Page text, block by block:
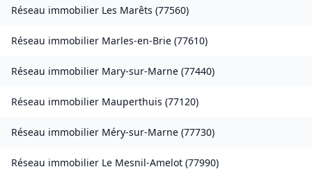
Réseau immobilier Les Marêts (77560)
Réseau immobilier Marles-en-Brie (77610)
Réseau immobilier Mary-sur-Marne (77440)
Réseau immobilier Mauperthuis (77120)
Réseau immobilier Méry-sur-Marne (77730)
Réseau immobilier Le Mesnil-Amelot (77990)